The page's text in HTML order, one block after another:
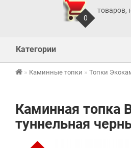
0
товаров,
Категории
Каминные топки Топки
Каминная топка
туннельная